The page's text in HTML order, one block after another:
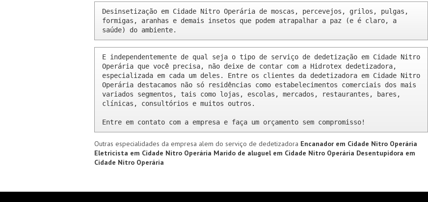
Desinsetização em Cidade Nitro Operária de moscas, percevejos, grilos, pulgas,
formigas, aranhas e demais insetos que podem atrapalhar a paz (e é claro, a
saúde) do ambiente.
E independentemente de qual seja o tipo de serviço de dedetização em Cidade Nitro
Operária que você precisa, não deixe de contar com a Hidrotex dedetizadora,
especializada em cada um deles. Entre os clientes da dedetizadora em Cidade Nitro
Operária destacamos não só residências como estabelecimentos comerciais dos mais
variados segmentos, tais como lojas, escolas, mercados, restaurantes, bares,
clínicas, consultórios e muitos outros.
Entre em contato com a empresa e faça um orçamento sem compromisso!
Outras especialidades da empresa alem do serviço de dedetizadora Encanador em Cidade Nitro Operária
Eletricista em Cidade Nitro Operária Marido de aluguel em Cidade Nitro Operária Desentupidora em
Cidade Nitro Operária